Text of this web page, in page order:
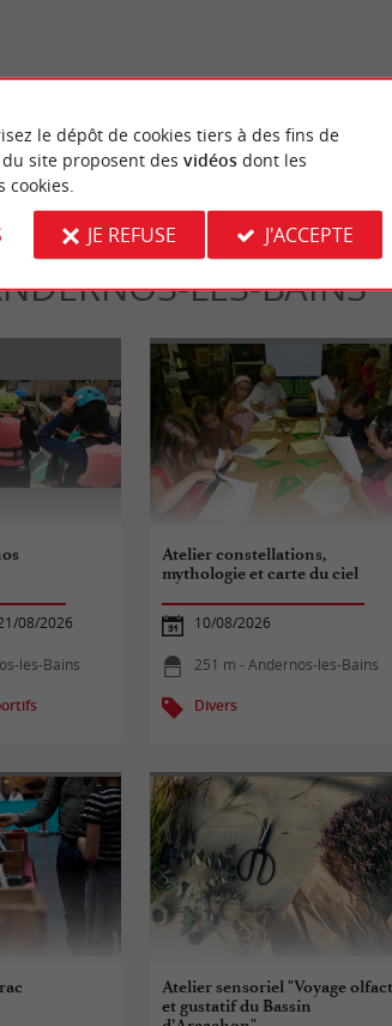
LES-BAINS
08/2026
les-Bains
Atelier constellations,
mythologie et carte du ciel
10/08/2026
251 m - Andernos-les-Bains
Divers
Atelier sensoriel "Voyage
et gustatif du Bassin
le dépôt de cookies tiers à des fins de
site proposent des vidéosdont les
JE REFUSE J'ACCEPTE